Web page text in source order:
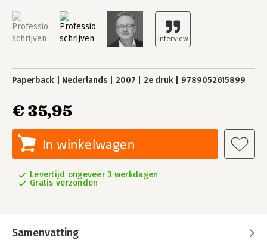
Paperback Nederlands 2007 2e druk 9789052615899
€ 35,95
In winkelwagen
Levertijd ongeveer 3 werkdagen
Gratis verzonden
Samenvatting